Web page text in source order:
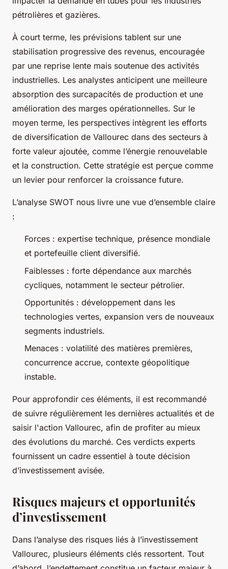
pétrolières et gazières.
À court terme, les prévisions tablent sur une
stabilisation progressive des revenus, encouragée
par une reprise lente mais soutenue des activités
industrielles. Les analystes anticipent une meilleure
absorption des surcapacités de production et une
amélioration des marges opérationnelles. Sur le
moyen terme, les perspectives intègrent les efforts
de diversification de Vallourec dans des secteurs à
forte valeur ajoutée, comme l’énergie renouvelable
et la construction. Cette stratégie est perçue comme
un levier pour renforcer la croissance future.
L’analyse SWOT nous livre une vue d’ensemble claire
:
Forces : expertise technique, présence mondiale
et portefeuille client diversifié.
Faiblesses : forte dépendance aux marchés
cycliques, notamment le secteur pétrolier.
Opportunités : développement dans les
technologies vertes, expansion vers de nouveaux
segments industriels.
Menaces : volatilité des matières premières,
concurrence accrue, contexte géopolitique
instable.
Pour approfondir ces éléments, il est recommandé
de suivre régulièrement les dernières actualités et de
saisir l'action Vallourec, afin de profiter au mieux
des évolutions du marché. Ces verdicts experts
fournissent un cadre essentiel à toute décision
d’investissement avisée.
Risques majeurs et opportunités
d’investissement
Dans l’analyse des risques liés à l’investissement
Vallourec, plusieurs éléments clés ressortent. Tout